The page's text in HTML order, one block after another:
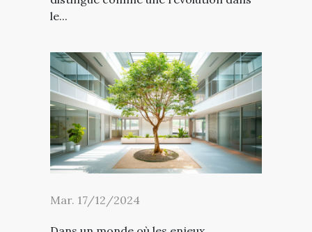
le...
Mar. 17/12/2024